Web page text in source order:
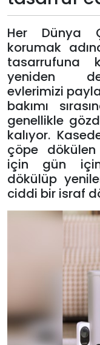
Her Dünya
korumak
tasarrufuna
yeniden
evlerimizi
bakımı
genellikle
kalıyor.
çöpe
için gün
dökülüp
ciddi bir israf